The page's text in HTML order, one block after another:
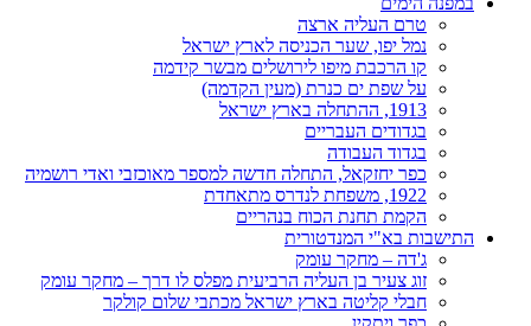
טרם העליה ארצה
נמל יפו, שער הכניסה לארץ ישראל
קו הרכבת מיפו לירושלים מבשר קידמה
על שפת ים כנרת (מעין הקדמה)
1913, ההתחלה בארץ ישראל
בגדודים העבריים
בגדוד העבודה
כפר יחזקאל, התחלה חדשה למספר מאוכזבי ואדי רושמיה
1922, משפחת לנדרס מתאחדת
הקמת תחנת הכוח בנהריים
התישבות בא"י המנדטורית
ג'דה – מחקר עומק
זוג צעיר בן העליה הרביעית מפלס לו דרך – מחקר עומק
חבלי קליטה בארץ ישראל מכתבי שלום קולקר